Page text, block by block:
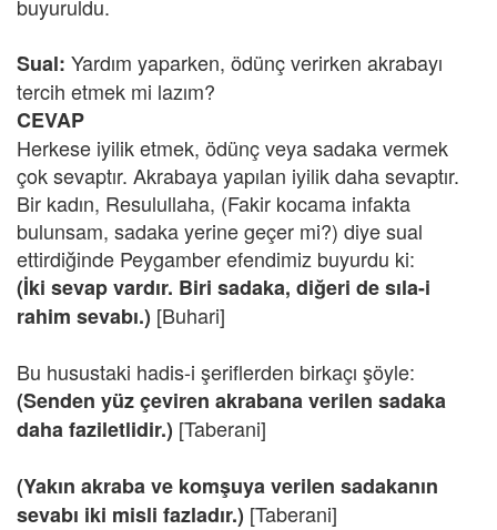
buyuruldu.
Sual: Yardım yaparken, ödünç verirken akrabayı
tercih etmek mi lazım?
CEVAP
Herkese iyilik etmek, ödünç veya sadaka vermek
çok sevaptır. Akrabaya yapılan iyilik daha sevaptır.
Bir kadın, Resulullaha, (Fakir kocama infakta
bulunsam, sadaka yerine geçer mi?) diye sual
ettirdiğinde Peygamber efendimiz buyurdu ki:
(İki sevap vardır. Biri sadaka, diğeri de sıla-i
rahim sevabı.) [Buhari]
Bu husustaki hadis-i şeriflerden birkaçı şöyle:
(Senden yüz çeviren akrabana verilen sadaka
daha faziletlidir.) [Taberani]
(Yakın akraba ve komşuya verilen sadakanın
sevabı iki misli fazladır.) [Taberani]